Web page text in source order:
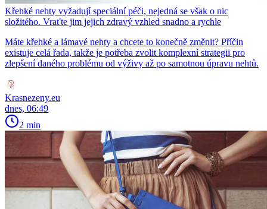
Křehké nehty vyžadují speciální péči, nejedná se však o nic
složitého. Vraťte jim jejich zdravý vzhled snadno a rychle
Máte křehké a lámavé nehty a chcete to konečně změnit? Příčin
existuje celá řada, takže je potřeba zvolit komplexní strategii pro
zlepšení daného problému od výživy až po samotnou úpravu nehtů.
Krasnezeny.eu
dnes, 06:49
2 min